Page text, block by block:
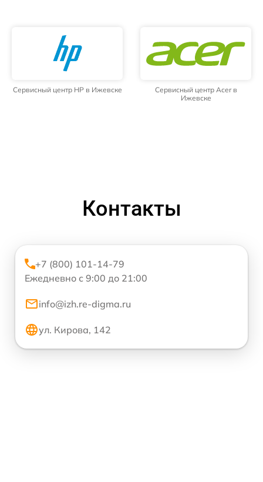
Сервисный центр HP в Ижевске
Сервисный центр Acer в
Ижевске
Контакты
+7 (800) 101-14-79
Ежедневно с 9:00 до 21:00
info@izh.re-digma.ru
ул. Кирова, 142